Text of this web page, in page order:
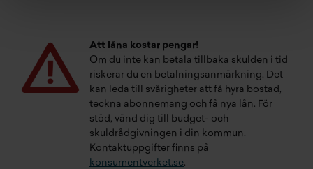
Att låna kostar pengar!
Om du inte kan betala tillbaka skulden i tid
riskerar du en betalningsanmärkning. Det
kan leda till svårigheter att få hyra bostad,
teckna abonnemang och få nya lån. För
stöd, vänd dig till budget- och
skuldrådgivningen i din kommun.
Kontaktuppgifter finns på
konsumentverket.se.